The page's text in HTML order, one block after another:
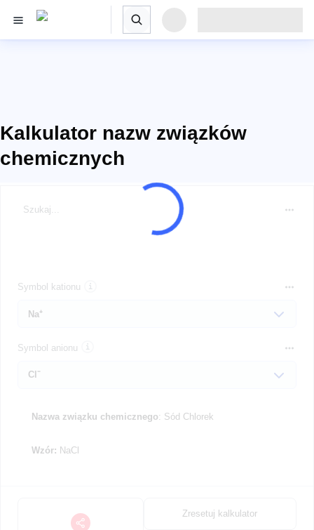
Kalkulator nazw związków
chemicznych
Szukaj...
Symbol kationu
Symbol anionu
Nazwa związku chemicznego: Sód Chlorek
Wzór: NaCl
Zresetuj kalkulator